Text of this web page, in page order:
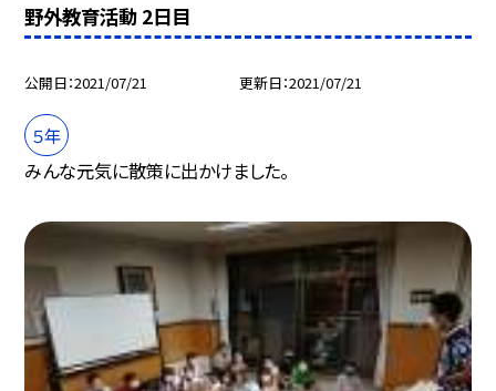
野外教育活動 2日目
公開日 2021/07/21 更新日 2021/07/21
５年
みんな元気に散策に出かけました。